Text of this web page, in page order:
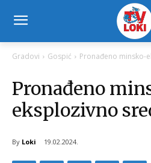
Gradovi Gospić Pronađeno minsko-
Pronađeno
eksplozivno
By Loki 19.02.2024.